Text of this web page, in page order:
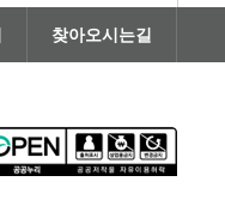
찾아오시는길